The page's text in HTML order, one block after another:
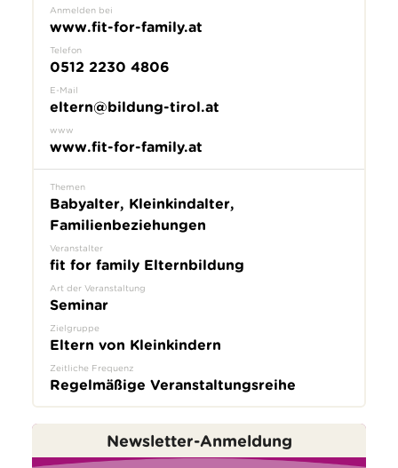
Anmelden bei
www.fit-for-family.at
Telefon
0512 2230 4806
E-Mail
eltern@bildung-tirol.at
www
www.fit-for-family.at
Themen
Babyalter, Kleinkindalter,
Familienbeziehungen
Veranstalter
fit for family Elternbildung
Art der Veranstaltung
Seminar
Zielgruppe
Eltern von Kleinkindern
Zeitliche Frequenz
Regelmäßige Veranstaltungsreihe
Newsletter-Anmeldung